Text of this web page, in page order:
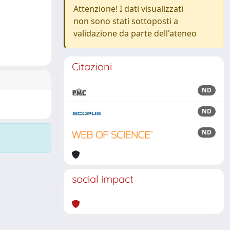
Attenzione! I dati visualizzati
non sono stati sottoposti a
validazione da parte dell'ateneo
Citazioni
ND
ND
ND
social impact